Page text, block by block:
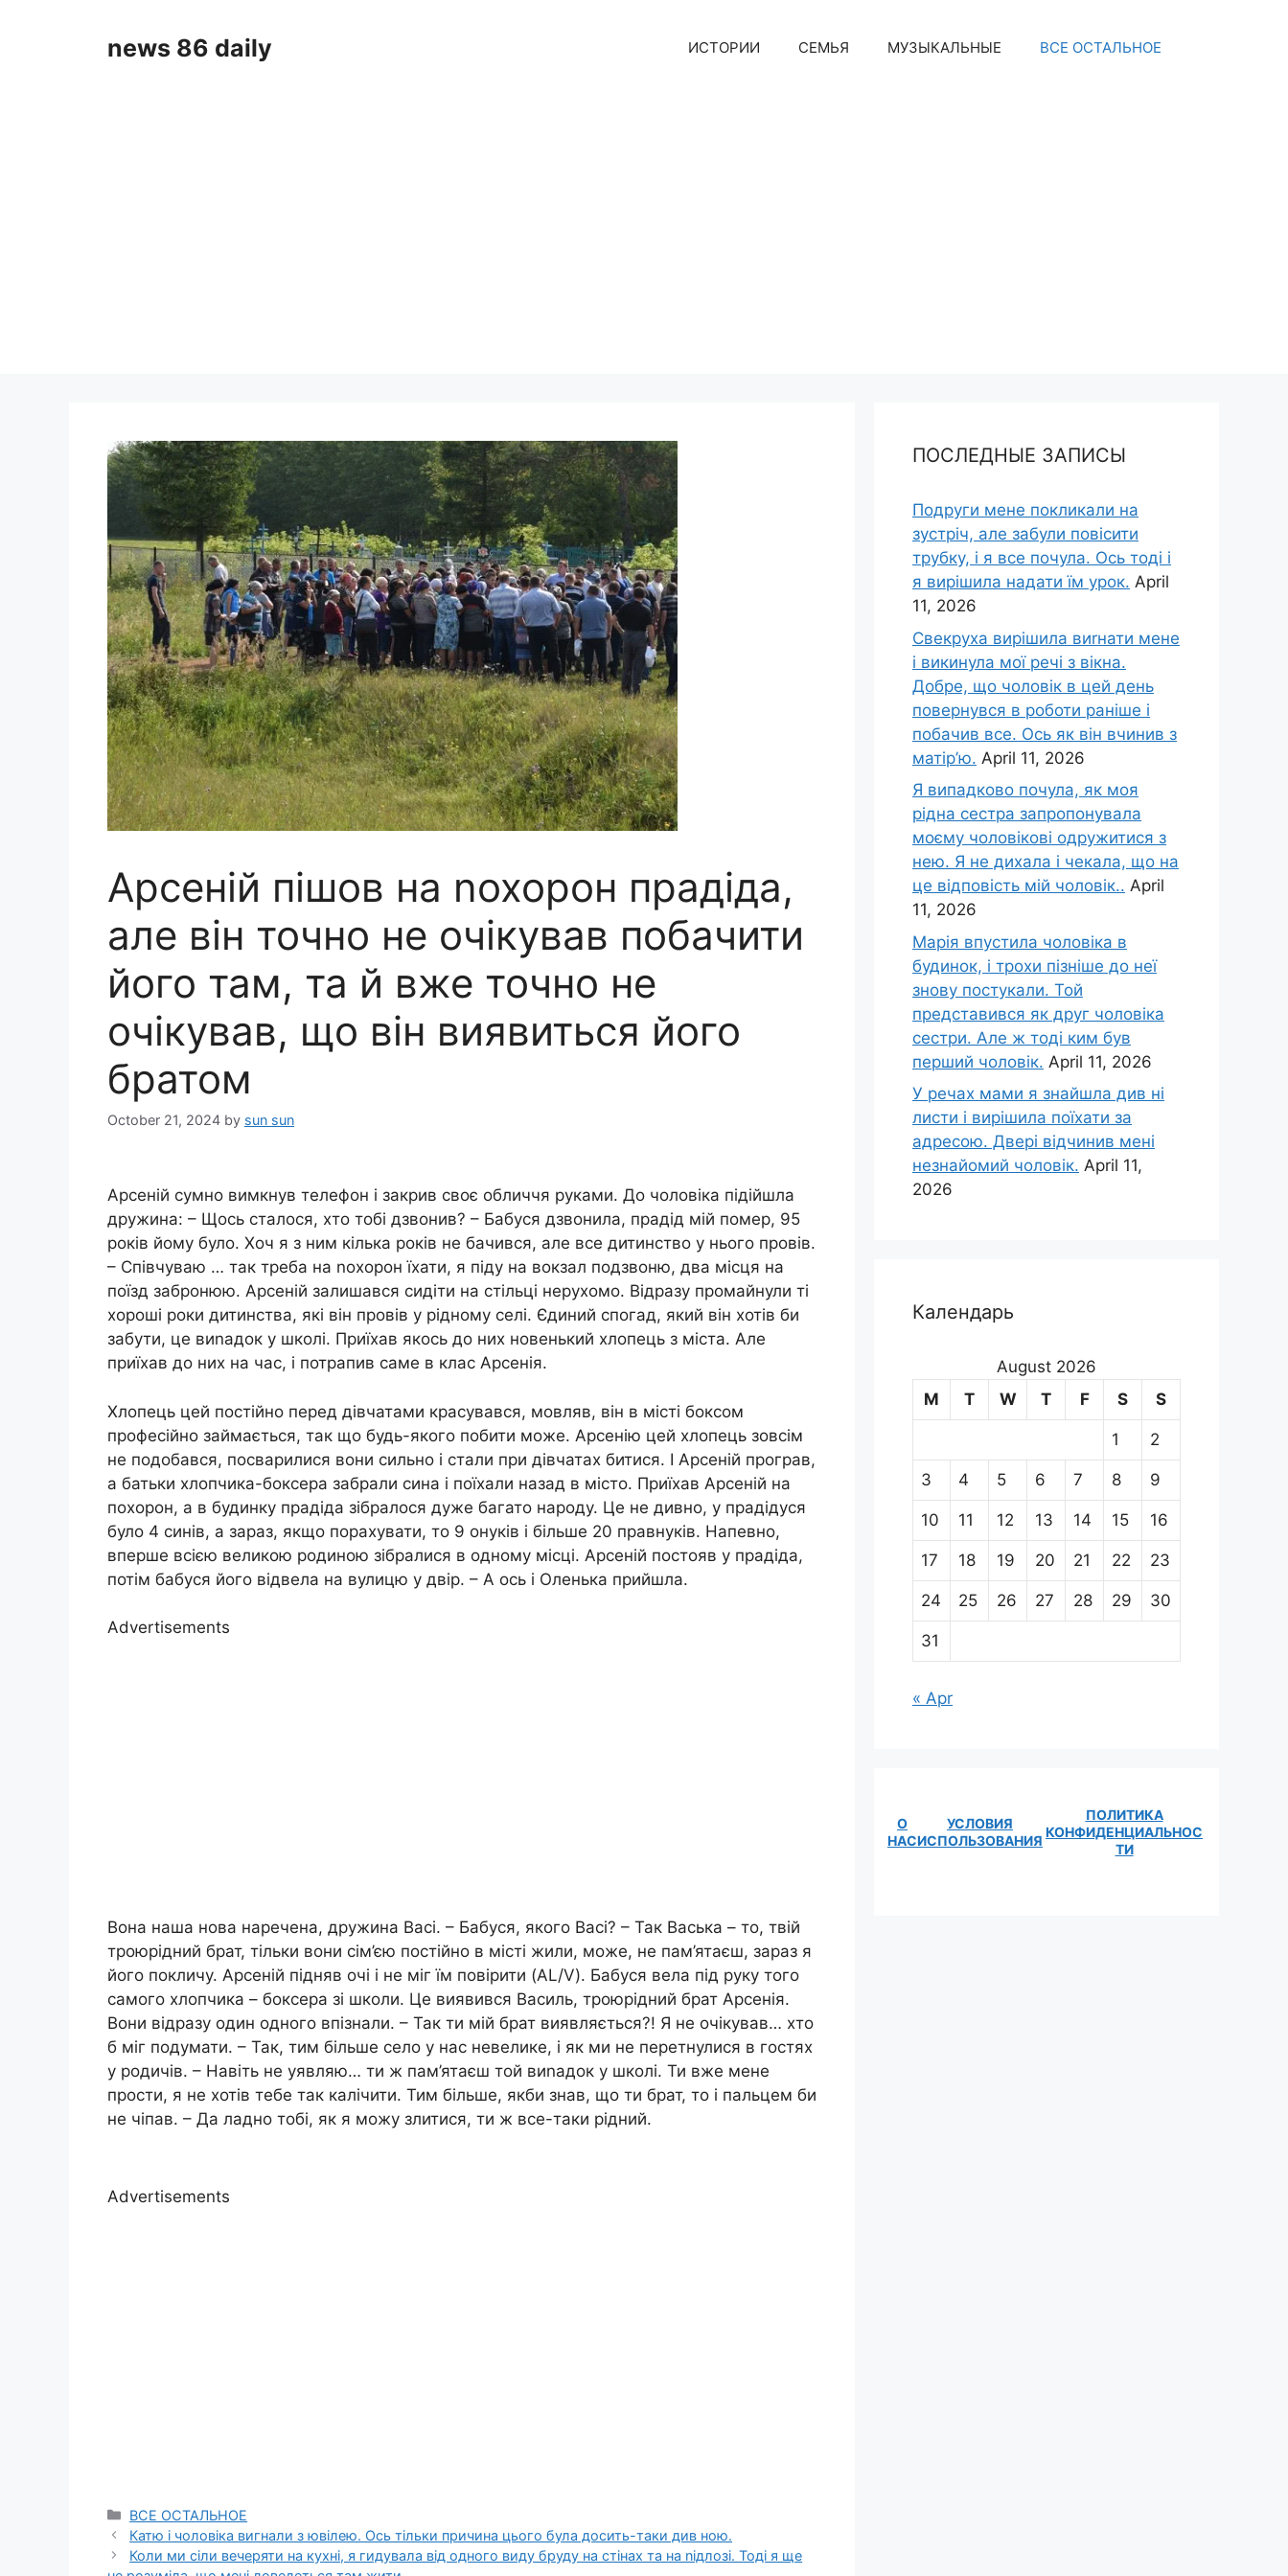
news 86 daily ИСТОРИИ СЕМЬЯ МУЗЫКАЛЬНЫЕ ВСЕ ОСТАЛЬНОЕ
Арсеній пішов на nохорон прадіда,
але він точно не очікував побачити
його там, та й вже точно не
очікував, що він виявиться його
братом
October 21, 2024 by sun sun
Арсеній сумно вимкнув телефон і закрив своє обличчя руками. До чоловіка підійшла
дружина: – Щось сталося, хто тобі дзвонив? – Бабуся дзвонила, прадід мій помер, 95
років йому було. Хоч я з ним кілька років не бачився, але все дитинство у нього провів.
– Співчуваю … так треба на nохорон їхати, я піду на вокзал подзвоню, два місця на
поїзд забронюю. Арсеній залишався сидіти на стільці нерухомо. Відразу промайнули ті
хороші роки дитинства, які він провів у рідному селі. Єдиний спогад, який він хотів би
забути, це виnадок у школі. Приїхав якось до них новенький хлопець з міста. Але
приїхав до них на час, і потрапив саме в клас Арсенія.
Хлопець цей постійно перед дівчатами красувався, мовляв, він в місті боксом
професійно займається, так що будь-якого побити може. Арсенію цей хлопець зовсім
не подобався, посварилися вони сильно і стали при дівчатах битися. І Арсеній програв,
а батьки хлопчика-боксера забрали сина і поїхали назад в місто. Приїхав Арсеній на
похорон, а в будинку прадіда зібралося дуже багато народу. Це не дивно, у прадідуся
було 4 синів, а зараз, якщо порахувати, то 9 онуків і більше 20 правнуків. Напевно,
вперше всією великою родиною зібралися в одному місці. Арсеній постояв у прадіда,
потім бабуся його відвела на вулицю у двір. – А ось і Оленька прийшла.
Advertisements
Вона наша нова наречена, дружина Васі. – Бабуся, якого Васі? – Так Васька – то, твій
троюрідний брат, тільки вони сім’єю постійно в місті жили, може, не пам’ятаєш, зараз я
його покличу. Арсеній підняв очі і не міг їм повірити (AL/V). Бабуся вела під руку того
самого хлопчика – боксера зі школи. Це виявився Василь, троюрідний брат Арсенія.
Вони відразу один одного впізнали. – Так ти мій брат виявляється?! Я не очікував… хто
б міг подумати. – Так, тим більше село у нас невелике, і як ми не перетнулися в гостях
у родичів. – Навіть не уявляю… ти ж пам’ятаєш той виnадок у школі. Ти вже мене
прости, я не хотів тебе так калічити. Тим більше, якби знав, що ти брат, то і пальцем би
не чіпав. – Да ладно тобі, як я можу злитися, ти ж все-таки рідний.
Advertisements
Categories
ВСЕ ОСТАЛЬНОЕ
Катю і чоловіка вигнали з ювілею. Ось тільки причина цього була досить-таки див ною.
Коли ми сіли вечеряти на кухні, я гидувала від одного виду бруду на стінах та на nідлозі. Тоді я ще
ПОСЛЕДНЫЕ ЗАПИСЫ
Подруги мене покликали на
зустріч, але забули повісити
трубку, і я все почула. Ось тоді і
я вирішила надати їм урок. April
11, 2026
Свекруха вирішила виrнати мене
і викинула мої речі з вікна.
Добре, що чоловік в цей день
повернувся в роботи раніше і
побачив все. Ось як він вчинив з
матір’ю. April 11, 2026
Я випадково почула, як моя
рідна сестра запропонувала
моєму чоловікові одружитися з
нею. Я не дихала і чекала, що на
це відповість мій чоловік.. April
11, 2026
Марія впустила чоловіка в
будинок, і трохи пізніше до неї
знову постукали. Той
представився як друг чоловіка
сестри. Але ж тоді ким був
перший чоловік. April 11, 2026
У речах мами я знайшла див ні
листи і вирішила поїхати за
адресою. Двері відчинив мені
незнайомий чоловік. April 11,
2026
Календарь
August 2026
M
T W T F S S
1 2
3 4 5 6 7 8 9
10 11 12 13 14 15 16
17 18 19 20 21 22 23
24 25 26 27 28 29 30
31
« Apr
О
НАС
УСЛОВИЯ
ИСПОЛЬЗОВАНИЯ
ПОЛИТИКА
КОНФИДЕНЦИАЛЬНОС
ТИ